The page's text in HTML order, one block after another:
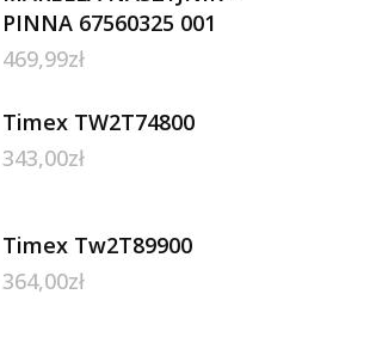
PINNA 67560325 001
469,99zł
Timex TW2T74800
343,00zł
Timex Tw2T89900
364,00zł